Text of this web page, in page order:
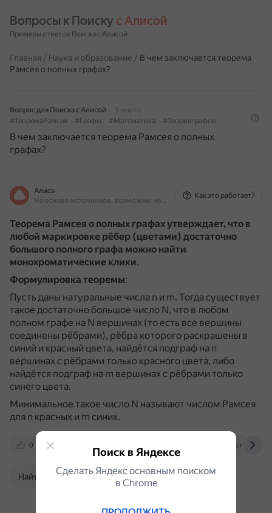
Вопросы к Поиску с Алисой
Примеры ответов Поиска с Алисой
Главная / Наука и образование / В чем заключается теорема
Рамсея о полных графах?
Вопрос для Поиска с Алисой
3 марта
#ТеоремаРамсея
#Графы #Математика #Теорияграфов
В чем заключается теорема Рамсея о полных
графах?
Алиса
На основе источников, возможны неточности
Как это работает?
Теорема Рамсея о полных графах утверждает, что в
любой маркировке рёбер (цветами) достаточно
большого полного графа можно найти
монохроматические клики.
Формулировка теоремы:
Пусть даны натуральные числа n и m. Тогда существует
такое достаточно большое число N, что в любом
полном графе на N вершинах (то есть все вершины
соединены рёбрами), рёбра которого раскрашены в
синий и красный цвета, найдётся подграф на n
вершинах с рёбрами только красного цвета, либо
найдётся подграф на m вершинах с рёбрами только
синего цвета.
Минимальное такое число N называют числом Рамсея
для n красных и m синих.
0 vk.com
Найти в Поиске
Поиск в Яндексе
Сделать Яндекс основным поиском
в Сhrome